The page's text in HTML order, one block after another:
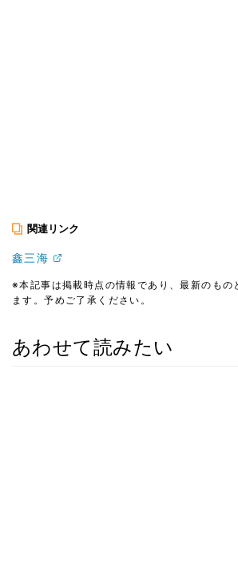
関連リンク
鑫三海
※本記事は掲載時点の情報であり、最新のもの
ます。予めご了承ください。
あわせて読みたい